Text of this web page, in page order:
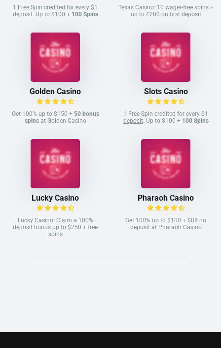
1 Free Spin credited for every $1
deposit. Up to $100 + 100 Spins
Texas Casino: 10 wager-free spins +
up to £200 on first deposit
Golden Casino
Get 100% up to $150 + 50 bonus
spinsat Golden Casino
Slots Casino
1 Free Spin credited for every $1
deposit. Up to $100 + 100 Spins
Lucky Casino
Lucky Casino: Claim a 100%
deposit bonus up to $250 + free
spins
Pharaoh Casino
Get 100% up to $100 + $88 no
deposit at Pharaoh Casino